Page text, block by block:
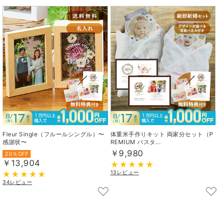
Fleur Single（フルールシングル）〜
感謝状〜
20％OFF
￥13,904
34レビュー
体重米手作りキット 両家分セット（P
REMIUM バスタ...
￥9,980
13レビュー